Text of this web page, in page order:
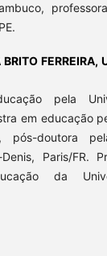
FERREIRA,
pela
em educação
pós-doutora
Paris/FR.
da